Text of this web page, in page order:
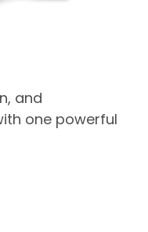
and
one powerful